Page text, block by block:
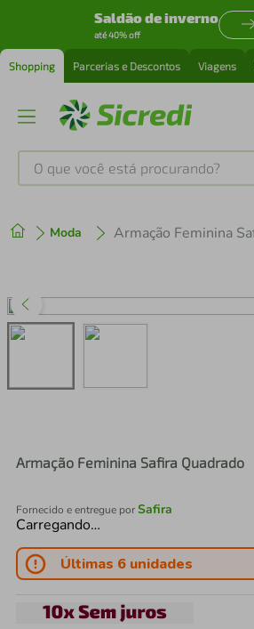
Saldão de inverno
até 40% off
Shopping Parcerias e Descontos Viagens
O que você está procurando?
Moda
Armação Feminina Safira Quadrado
Fornecido e entregue porSafira
Carregando…
Últimas 6 unidades
2º cafeteira